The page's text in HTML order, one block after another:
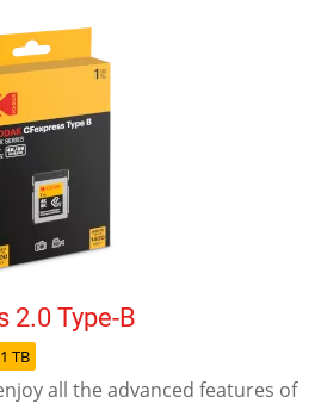
2.0 Type-B
1 TB
all the advanced features of